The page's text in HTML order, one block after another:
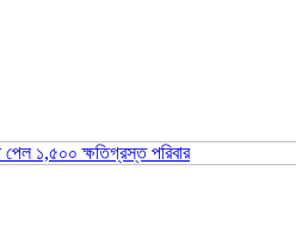
পেল ১,৫০০ ক্ষতিগ্রস্ত পরিবার